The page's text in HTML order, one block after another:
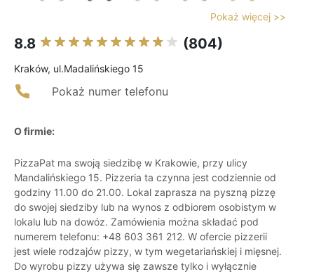
Pokaż więcej >>
8.8 (804)
Kraków, ul.Madalińskiego 15
Pokaż numer telefonu
O firmie:
PizzaPat ma swoją siedzibę w Krakowie, przy ulicy
Mandalińskiego 15. Pizzeria ta czynna jest codziennie od
godziny 11.00 do 21.00. Lokal zaprasza na pyszną pizzę
do swojej siedziby lub na wynos z odbiorem osobistym w
lokalu lub na dowóz. Zamówienia można składać pod
numerem telefonu: +48 603 361 212. W ofercie pizzerii
jest wiele rodzajów pizzy, w tym wegetariańskiej i mięsnej.
Do wyrobu pizzy używa się zawsze tylko i wyłącznie